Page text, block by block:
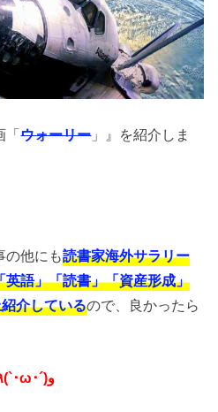
「ウォーリー」』を紹介しま
の他にも読書家海外サラリー
語」「読書」「資産形成」
介しているので、良かったら
では、良き英語ライフを ٩(`･ω･´)و